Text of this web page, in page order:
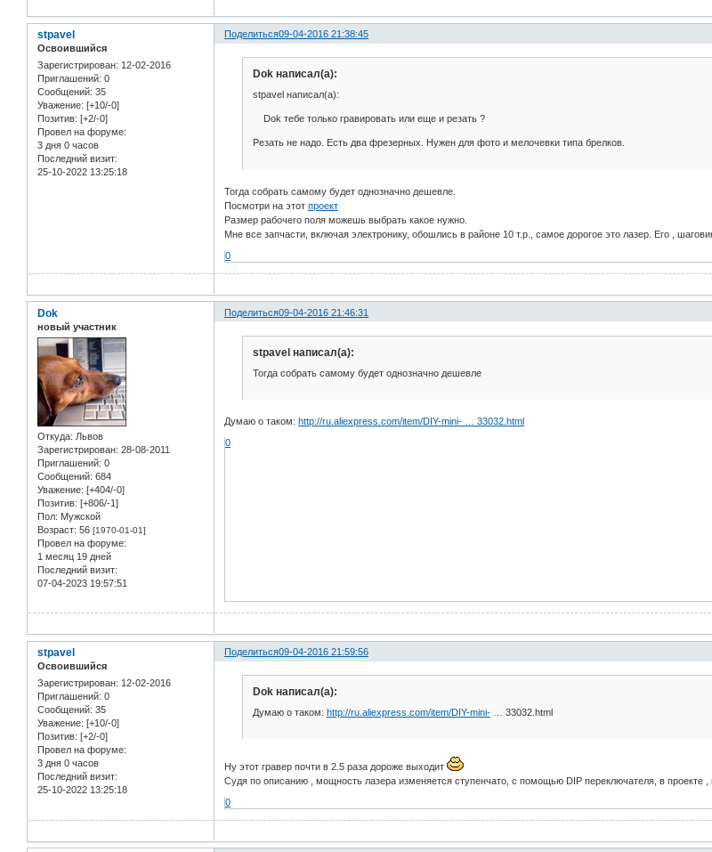
Поделиться09-04-2016 21:38:45
stpavel
Освоившийся
Зарегистрирован: 12-02-2016
Приглашений: 0
Сообщений: 35
Уважение: [+10/-0]
Позитив: [+2/-0]
Провел на форуме:
3 дня 0 часов
Последний визит:
25-10-2022 13:25:18
Dok написал(а):
stpavel написал(а):
Dok тебе только гравировать или еще и резать ?
Резать не надо. Есть два фрезерных. Нужен для фото и мелочевки типа брелков.
Тогда собрать самому будет однозначно дешевле.
Посмотри на этотпроект
Размер рабочего поля можешь выбрать какое нужно.
Мне все запчасти, включая электронику, обошлись в районе 10 т.р., самое дорогое это лазер. Его ,
0
Поделиться09-04-2016 21:46:31
Dok
новый участник
Откуда: Львов
Зарегистрирован: 28-08-2011
Приглашений: 0
Сообщений: 684
Уважение: [+404/-0]
Позитив: [+806/-1]
Пол: Мужской
Возраст: 56 [1970-01-01]
Провел на форуме:
1 месяц 19 дней
Последний визит:
07-04-2023 19:57:51
stpavel написал(а):
Тогда собрать самому будет однозначно дешевле
Думаю о таком: http://ru.aliexpress.com/item/DIY-mini- … 33032.html
0
Поделиться09-04-2016 21:59:56
stpavel
Освоившийся
Зарегистрирован: 12-02-2016
Приглашений: 0
Сообщений: 35
Уважение: [+10/-0]
Позитив: [+2/-0]
Провел на форуме:
3 дня 0 часов
Последний визит:
25-10-2022 13:25:18
Dok написал(а):
Думаю о таком: http://ru.aliexpress.com/item/DIY-mini-… 33032.html
Ну этот гравер почти в 2.5 раза дороже выходит
Судя по описанию , мощность лазера изменяется ступенчато, с помощью DIP переключателя, в проекте
0